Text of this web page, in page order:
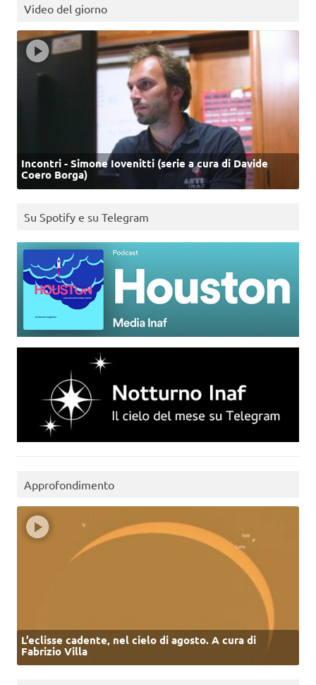
Video del giorno
Incontri - Simone Iovenitti (serie a cura di Davide
Coero Borga)
Su Spotify e su Telegram
Approfondimento
L’eclisse cadente, nel cielo di agosto. A cura di
Fabrizio Villa